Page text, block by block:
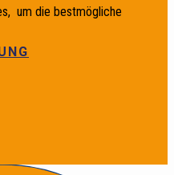
um die bestmögliche